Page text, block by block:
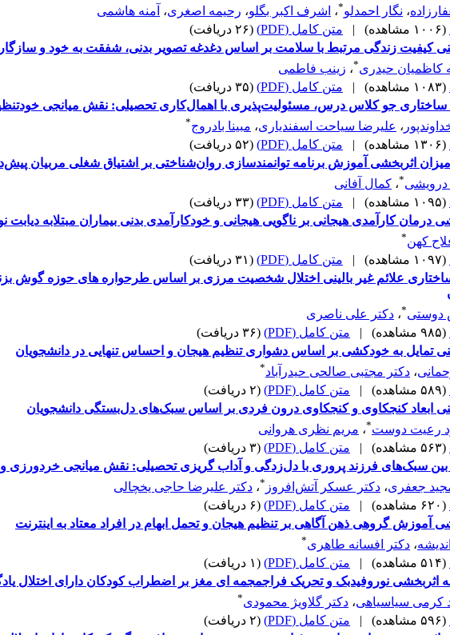
، نگار احمدلو*، اشرف اکبر بگلو، رحیمه اصغری، آمنه هاشمی
(۱۰۰۶ مشاهده) | متن کامل (PDF)
(۲۶ دریافت)
کیفیت زندگی مرتبط با سلامت بر اساس دغدغه تصویر بدنی، شفقت به خود و
کاظمیان حیدری*، زینب فاطمی
(۱۰۸۳ مشاهده) | متن کامل (PDF)
(۳۵ دریافت)
ساختاری جو کلاس درس، مسئولیت‌پذیری با اهمال‌کاری تحصیلی: نقش میانجی
، علیرضا سیاحت اسفندیاری، مبینا بادروج*
(۱۳۰۶ مشاهده) | متن کامل (PDF)
(۵۲ دریافت)
میزان اثربخشی آموزش برنامه توانمندسازی روان‌شناختی بر اشتیاق شغلی مربیان
درویشی*، کمال آفانی
(۱۰۹۵ مشاهده) | متن کامل (PDF)
(۳۳ دریافت)
درمان کارآمدی هیجانی بر ناگویی هیجانی و خودکارآمدی بدنی بیماران مبتلابه دیابت
کهن*
(۱۰۹۷ مشاهده) | متن کامل (PDF)
(۳۱ دریافت)
علائم غیر بالینی اختلال شخصیت مرزی بر اساس طرحواره های حوزه گوش
دوستی*، دکتر علی ناصری
(۹۸۵ مشاهده) | متن کامل (PDF)
(۳۶ دریافت)
تمایل به خودکشی بر اساس دشواری تنظیم هیجان و احساس تنهایی در دانشجویان
، دکتر مجتبی صالحی حیدرآباد*
(۵۸۹ مشاهده) | متن کامل (PDF)
(۲ دریافت)
ابعاد کنجکاوی و کنجکاوی درون فردی بر اساس سبک‌های دل‌بستگی دانشجویان
رعیت دوست*، مریم نظری هروانی
(۵۶۳ مشاهده) | متن کامل (PDF)
(۳ دریافت)
بین سبک‌های فرزند پروری با دل‌زدگی و آداب گریزی تحصیلی: نقش میانجی خردورزی و
جعفری، دکتر عسکر آتش‌افروز *، دکتر علیرضا حاجی یخچالی
(۶۲۰ مشاهده) | متن کامل (PDF)
(۶ دریافت)
آموزش گروهی ذهن آگاهی بر تنظیم هیجان و تحمل ابهام در افراد معتاد به اینترنت
، دکتر افسانه طاهری*
(۵۱۴ مشاهده) | متن کامل (PDF)
(۱ دریافت)
اثربخشی نوروفیدبک و تحریک فراجمجمه ای مغز بر اضطراب کودکان دارای اختلال
کرمی سیاسیاهی، دکتر گلاویژ محمودی*
(۵۹۶ مشاهده) | متن کامل (PDF)
(۲ دریافت)